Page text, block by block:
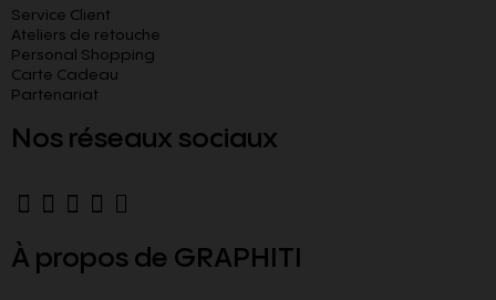
Service Client
Ateliers de retouche
Personal Shopping
Carte Cadeau
Partenariat
Nos réseaux sociaux
À propos de GRAPHITI